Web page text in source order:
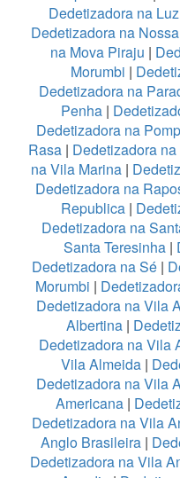
Dedetizadora na Luz
Dedetizadora na
na Mova Piraju |
Morumbi |
Dedetizadora na
Penha|
Dedetizadora na
Rasa | Dedetizadora
na Vila Marina |
Dedetizadora na
Republica|
Dedetizadora na
Santa Teresinha|
Dedetizadora na Sé |
Morumbi |
Dedetizadora na Vila
Albertina |
Dedetizadora na Vila
Vila Almeida |
Dedetizadora na Vila
Americana |
Dedetizadora na Vila
Anglo Brasileira |
Dedetizadora na Vila